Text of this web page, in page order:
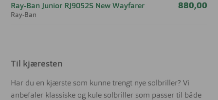
Ray-Ban Junior RJ9052S New Wayfarer
Ray-Ban
880,00
Til kjæresten
Har du en kjærste som kunne trengt nye solbriller? Vi
anbefaler klassiske og kule solbriller som passer til både